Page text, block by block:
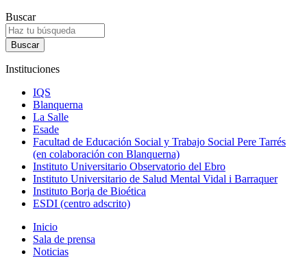
Buscar
Instituciones
IQS
Blanquerna
La Salle
Esade
Facultad de Educación Social y Trabajo Social Pere Tarrés
(en colaboración con Blanquerna)
Instituto Universitario Observatorio del Ebro
Instituto Universitario de Salud Mental Vidal i Barraquer
Instituto Borja de Bioética
ESDI (centro adscrito)
Inicio
Sala de prensa
Noticias